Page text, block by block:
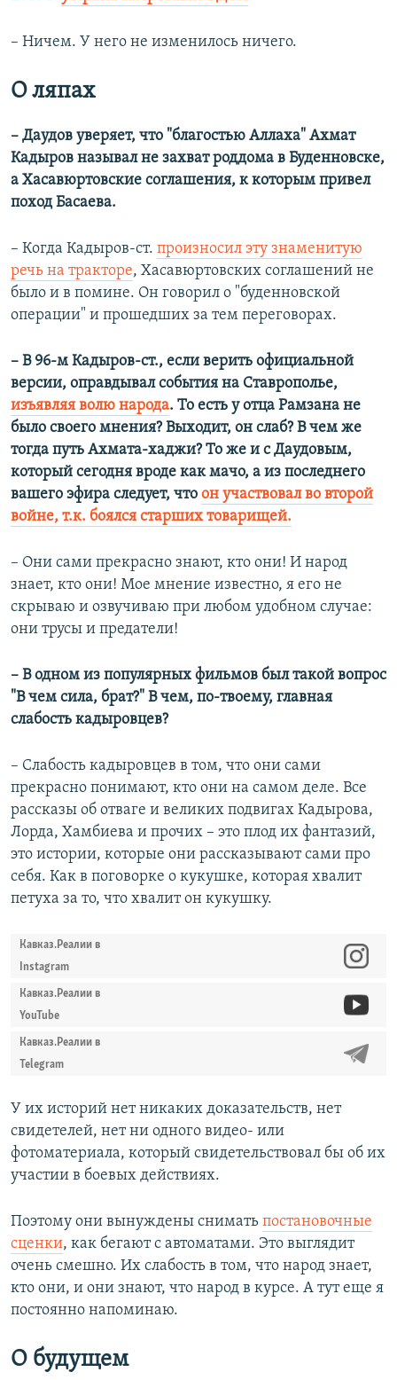
– Ничем. У него не изменилось ничего.
О ляпах
– Даудов уверяет, что "благостью Аллаха" Ахмат
Кадыров называл не захват роддома в Буденновске,
а Хасавюртовские соглашения, к которым привел
поход Басаева.
– Когда Кадыров-ст. произносил эту знаменитую
речь на тракторе, Хасавюртовских соглашений не
было и в помине. Он говорил о "буденновской
операции" и прошедших за тем переговорах.
–​ В 96-м Кадыров-ст., если верить официальной
версии, оправдывал события на Ставрополье,
изъявляя волю народа. То есть у отца Рамзана не
было своего мнения? Выходит, он слаб? В чем же
тогда путь Ахмата-хаджи? То же и с Даудовым,
который сегодня вроде как мачо, а из последнего
вашего эфира следует, что он участвовал во второй
войне, т.к. боялся старших товарищей.
– Они сами прекрасно знают, кто они! И народ
знает, кто они! Мое мнение известно, я его не
скрываю и озвучиваю при любом удобном случае:
они трусы и предатели!
–​ В одном из популярных фильмов был такой вопрос
"В чем сила, брат?" В чем, по-твоему, главная
слабость кадыровцев?
– Слабость кадыровцев в том, что они сами
прекрасно понимают, кто они на самом деле. Все
рассказы об отваге и великих подвигах Кадырова,
Лорда, Хамбиева и прочих – это плод их фантазий,
это истории, которые они рассказывают сами про
себя. Как в поговорке о кукушке, которая хвалит
петуха за то, что хвалит он кукушку.
Кавказ.Реалии в
Instagram
Кавказ.Реалии в
YouTube
Кавказ.Реалии в
Telegram
У их историй нет никаких доказательств, нет
свидетелей, нет ни одного видео- или
фотоматериала, который свидетельствовал бы об их
участии в боевых действиях.
Поэтому они вынуждены снимать постановочные
сценки, как бегают с автоматами. Это выглядит
очень смешно. Их слабость в том, что народ знает,
кто они, и они знают, что народ в курсе. А тут еще я
постоянно напоминаю.
О будущем